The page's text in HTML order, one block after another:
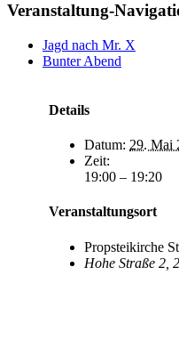
Veranstaltung-
Jagd nach Mr. X
Bunter Abend
Details
Datum: 29. Mai
Zeit:
19:00 – 19:20
Veranstaltungsort
Propsteikirche
Hohe Straße 2